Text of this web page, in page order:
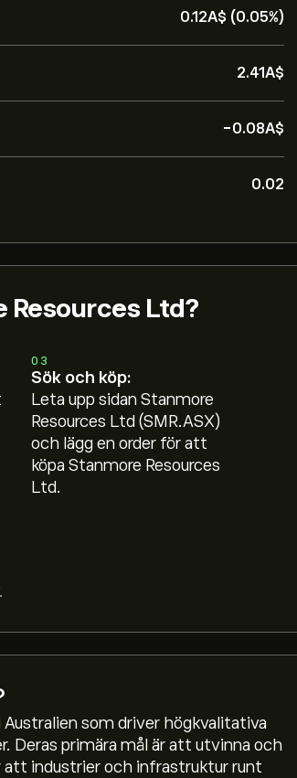
0.12‎A$‎ (0.05%)
2.41‎A$‎
-0.08‎A$‎
0.02
Resources Ltd?
03
Sök och köp:
Leta upp sidan Stanmore
Resources Ltd (SMR.ASX)
och lägg en order för att
köpa Stanmore Resources
Ltd.
.
som driver högkvalitativa
Deras primära mål är att utvinna och
att industrier och infrastruktur runt